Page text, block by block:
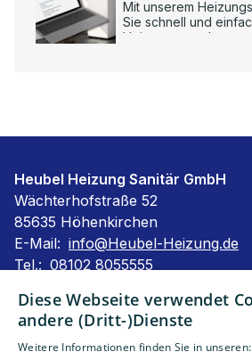
Mit unserem
Sie schnell und
Heizungsangebot.
Heubel Heizung Sanitär GmbH
Wächterhofstraße 52
85635 Höhenkirchen
E-Mail: info@Heubel-Heizung.de
Tel.: 08102 8055555
Impressum
Barrierefreiheitserklärung
Diese Webseite verwendet
andere (Dritt-)Dienste
Weitere Informationen finden Sie in unseren: